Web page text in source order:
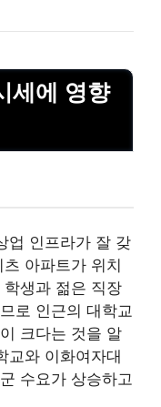
세에 영향
업 인프라가 잘 갖
아파트가 위치
생과 젊은 직장
로 인근의 대학교
크다는 것을 알
교와 이화여자대
수요가 상승하고